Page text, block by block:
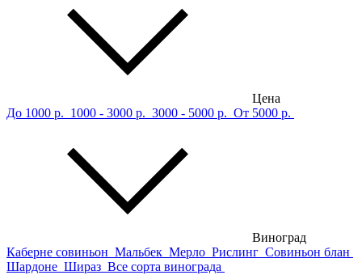
Цена
До 1000 р. 1000 - 3000 р. 3000 - 5000 р. От 5000 р.
Виноград
Каберне совиньон Мальбек Мерло Рислинг Совиньон блан
Шардоне Шираз Все сорта винограда